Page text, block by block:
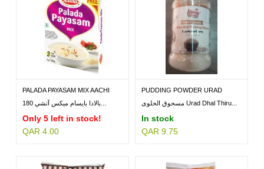
PALADA PAYASAM MIX AACHI
180GM
Only 5 left in stock!
QAR 4.00
PUDDING POWDER URAD
DHAL...
مسحوق الحلوى Urad Dhal Thiru...
In stock
QAR 9.75